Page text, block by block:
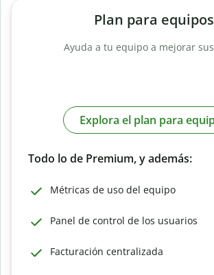
Plan para equipos
Ayuda a tu equipo a mejorar
Explora el plan para
Todo lo de Premium, y además:
Métricas de uso del equipo
Panel de control de los usuarios
Facturación centralizada